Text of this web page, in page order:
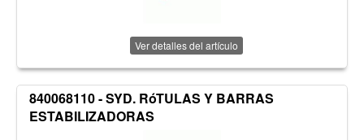
Ver detalles del artículo
840068110 - SYD. RóTULAS Y BARRAS
ESTABILIZADORAS